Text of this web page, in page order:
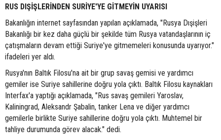
RUS DIŞİŞLERİNDEN SURİYE'YE GİTMEYİN UYARISI
Bakanlığın internet sayfasından yapılan açıklamada, "Rusya Dışişleri
Bakanlığı bir kez daha güçlü bir şekilde tüm Rusya vatandaşlarının iç
çatışmaların devam ettiği Suriye'ye gitmemeleri konusunda uyarıyor."
ifadeleri yer aldı.
Rusya'nın Baltık Filosu'na ait bir grup savaş gemisi ve yardımcı
gemiler ise Suriye sahillerine doğru yola çıktı. Baltık Filosu kaynakları
Interfax'a yaptığı açıklamada, "Rus savaş gemileri Yaroslav,
Kaliningrad, Aleksandr Şabalin, tanker Lena ve diğer yardımcı
gemilerle birlikte Suriye sahillerine doğru yola çıktı. Muhtemel bir
tahliye durumunda görev alacak." dedi.